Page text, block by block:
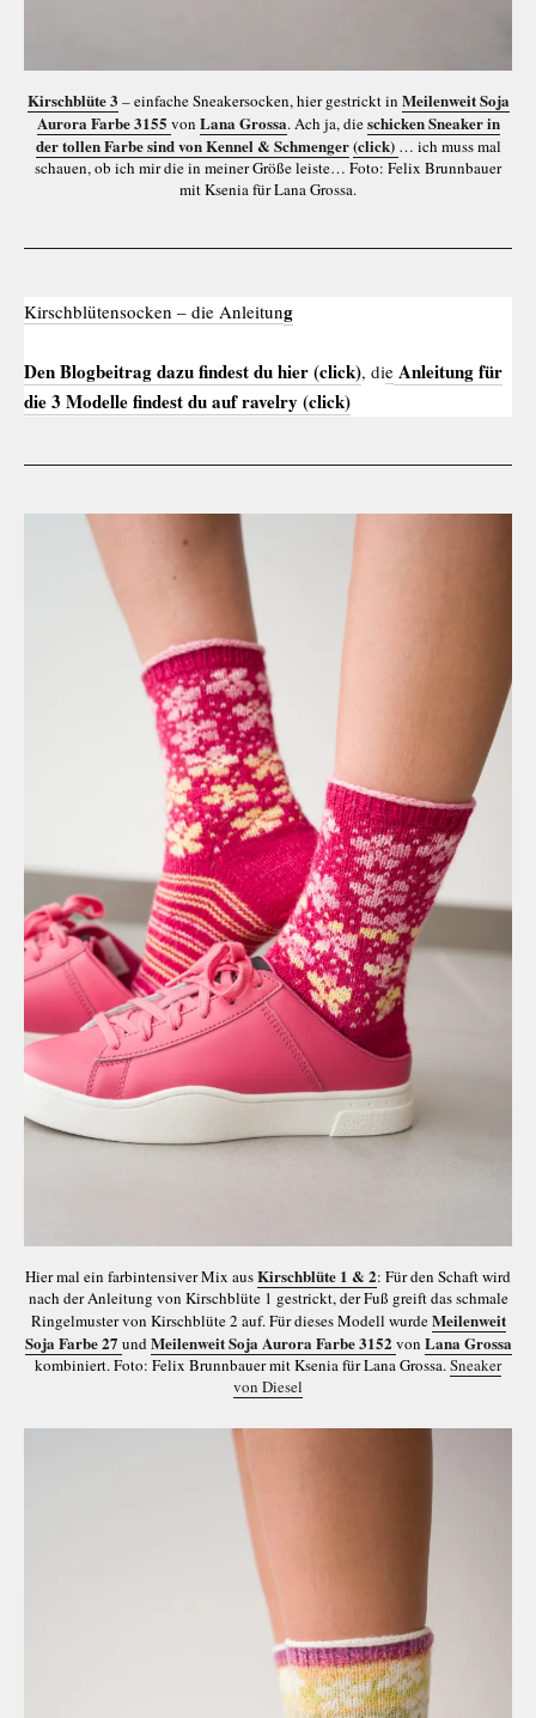
Kirschblüte 3 – einfache Sneakersocken, hier gestrickt in Meilenweit Soja
Aurora Farbe 3155 von Lana Grossa. Ach ja, dieschicken Sneaker in
der tollen Farbe sind von Kennel & Schmenger(click) … ich muss mal
schauen, ob ich mir die in meiner Größe leiste… Foto: Felix Brunnbauer
mit Ksenia für Lana Grossa.
Kirschblütensocken – die Anleitung
Den Blogbeitrag dazu findest du hier (click), die Anleitung für
die 3 Modelle findest du auf ravelry (click)
Hier mal ein farbintensiver Mix ausKirschblüte 1 & 2: Für den Schaft wird
nach der Anleitung von Kirschblüte 1 gestrickt, der Fuß greift das schmale
Ringelmuster von Kirschblüte 2 auf. Für dieses Modell wurdeMeilenweit
Soja Farbe 27 und Meilenweit Soja Aurora Farbe 3152 von Lana Grossa
kombiniert. Foto: Felix Brunnbauer mit Ksenia für Lana Grossa. Sneaker
von Diesel